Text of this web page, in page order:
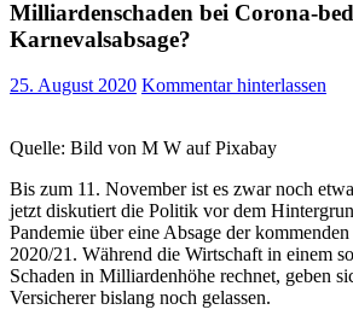
Milliardenschaden bei Corona-
Karnevalsabsage?
25. August 2020 Kommentar hinterlassen
Quelle: Bild von M W auf Pixabay
Bis zum 11. November ist es zwar noch
jetzt diskutiert die Politik vor dem
Pandemie über eine Absage der
2020/21. Während die Wirtschaft in einem
Schaden in Milliardenhöhe rechnet, geben
Versicherer bislang noch gelassen.